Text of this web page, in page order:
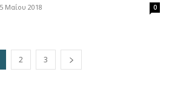
Μαΐου 2018 0
2 3